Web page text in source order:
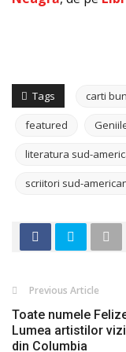
Tags carti
featured
literatura sud-
scriitori sud-
Previous Article
Toate numele
Lumea artistilor
din Columbia